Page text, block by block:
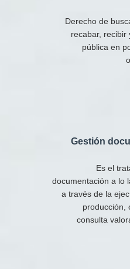
Derecho de
recabar, recibir
pública en
Gestión
Es el
documentación a lo
a través de la
producción,
consulta